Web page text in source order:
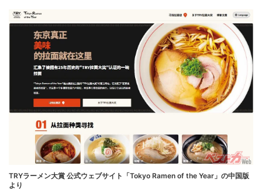
TRYラーメン大賞 公式ウェブサイト「Tokyo Ramen of the Year」の中国版
より